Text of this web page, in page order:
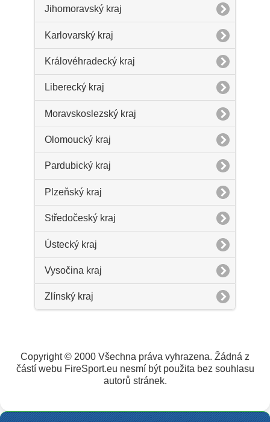
Jihomoravský kraj
Karlovarský kraj
Královéhradecký kraj
Liberecký kraj
Moravskoslezský kraj
Olomoucký kraj
Pardubický kraj
Plzeňský kraj
Středočeský kraj
Ústecký kraj
Vysočina kraj
Zlínský kraj
Copyright © 2000 Všechna práva vyhrazena. Žádná z
částí webu FireSport.eu nesmí být použita bez souhlasu
autorů stránek.